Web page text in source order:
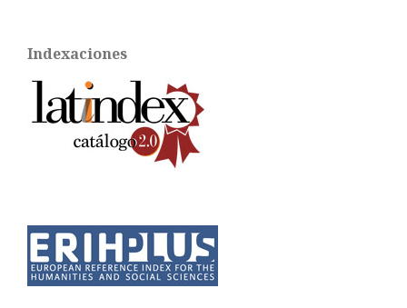
Indexaciones